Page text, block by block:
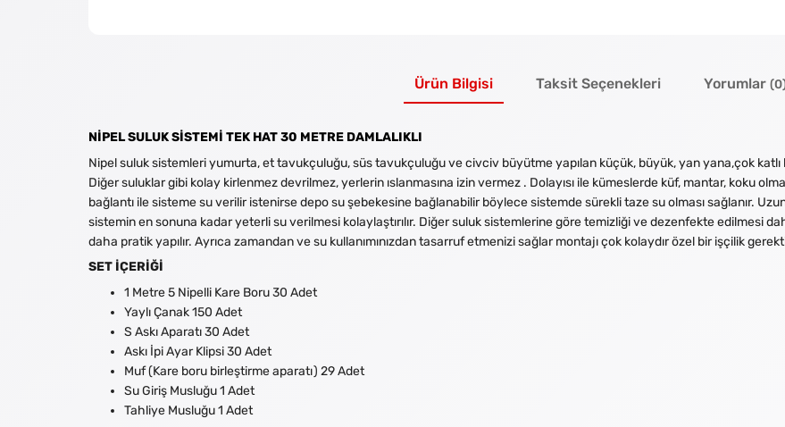
Ürün Bilgisi Taksit Seçenekleri Yorumlar
NİPEL SULUK SİSTEMİ TEK HAT 30 METRE DAMLALIKLI
Nipel suluk sistemleri yumurta, et tavukçuluğu, süs tavukçuluğu ve civciv büyütme yapılan küçük, büyük, yan yana,çok katlı
Diğer suluklar gibi kolay kirlenmez devrilmez, yerlerin ıslanmasına izin vermez . Dolayısı ile kümeslerde küf, mantar, koku
bağlantı ile sisteme su verilir istenirse depo su şebekesine bağlanabilir böylece sistemde sürekli taze su olması sağlanır.
sistemin en sonuna kadar yeterli su verilmesi kolaylaştırılır. Diğer suluk sistemlerine göre temizliği ve dezenfekte edilmesi
daha pratik yapılır. Ayrıca zamandan ve su kullanımınızdan tasarruf etmenizi sağlar montajı çok kolaydır özel bir işçilik
SET İÇERİĞİ
1 Metre 5 Nipelli Kare Boru 30 Adet
Yaylı Çanak 150 Adet
S Askı Aparatı 30 Adet
Askı İpi Ayar Klipsi 30 Adet
Muf (Kare boru birleştirme aparatı) 29 Adet
Su Giriş Musluğu 1 Adet
Tahliye Musluğu 1 Adet